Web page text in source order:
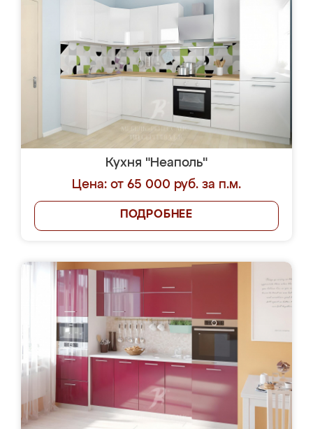
Кухня "Неаполь"
Цена: от 65 000 руб. за п.м.
ПОДРОБНЕЕ